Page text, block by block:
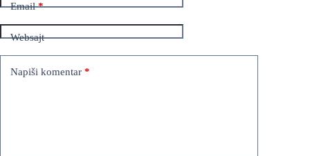
Email*
Websajt
Napiši komentar *